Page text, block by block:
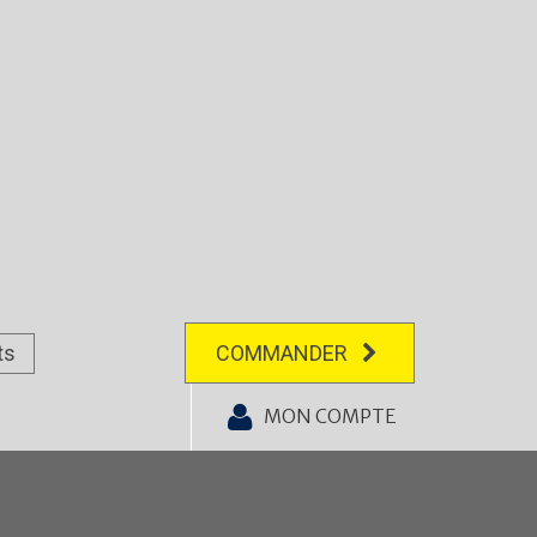
COMMANDER
MON COMPTE